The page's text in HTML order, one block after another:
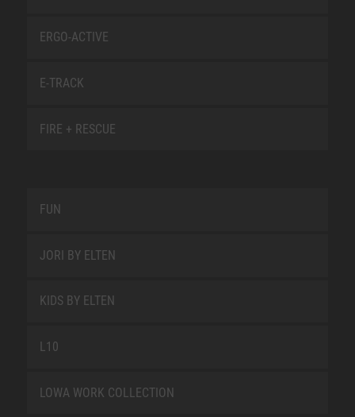
ERGO-ACTIVE
E-TRACK
FIRE + RESCUE
FUN
JORI BY ELTEN
KIDS BY ELTEN
L10
LOWA WORK COLLECTION